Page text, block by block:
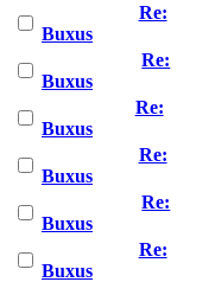
Re:
Buxus
Re:
Buxus
Re:
Buxus
Re:
Buxus
Re:
Buxus
Re:
Buxus